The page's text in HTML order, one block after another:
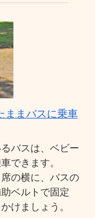
ままバスに乗車
バスは、ベビー
できます。
の横に、バスの
ベルトで固定
けましょう。